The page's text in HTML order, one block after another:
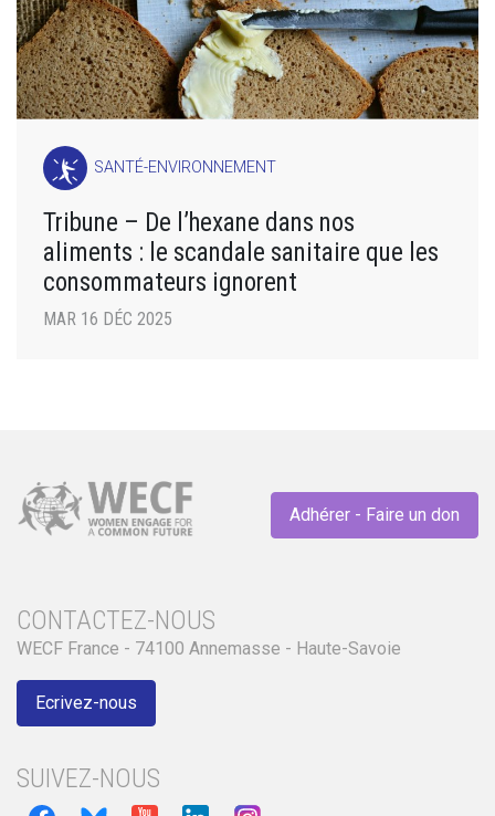
SANTÉ-ENVIRONNEMENT
Tribune – De l’hexane dans nos
aliments : le scandale sanitaire que les
consommateurs ignorent
MAR 16 DÉC 2025
Adhérer - Faire un don
CONTACTEZ-NOUS
WECF France - 74100 Annemasse - Haute-Savoie
Ecrivez-nous
SUIVEZ-NOUS